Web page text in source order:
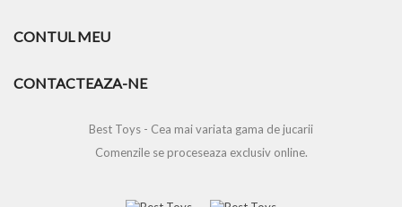
CONTUL MEU
CONTACTEAZA-NE
Best Toys - Cea mai variata gama de jucarii
Comenzile se proceseaza exclusiv online.